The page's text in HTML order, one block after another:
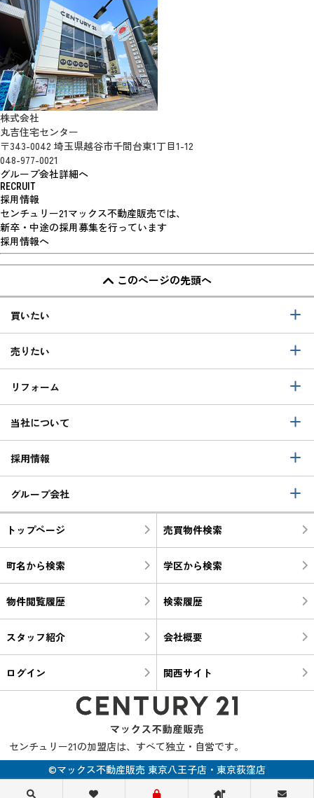
株式会社
丸吉住宅センター
〒343-0042 埼玉県越谷市千間台東1丁目1-12
048-977-0021
グループ会社詳細へ
RECRUIT
採用情報
センチュリー21マックス不動産販売では、
新卒・中途の採用募集を行っています
採用情報へ
このページの先頭へ
買いたい
売りたい
リフォーム
当社について
採用情報
グループ会社
トップページ 売買物件検索
町名から検索 学区から検索
物件閲覧履歴 検索履歴
スタッフ紹介 会社概要
ログイン 関西サイト
センチュリー21の加盟店は、すべて独立・自営です。
©マックス不動産販売 東京八王子店・東京荻窪店